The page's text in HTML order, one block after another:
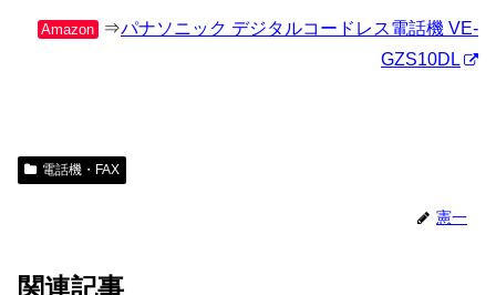
Amazon ⇒パナソニック デジタルコードレス電話機 VE-
GZS10DL
電話機・FAX
憲一
関連記事